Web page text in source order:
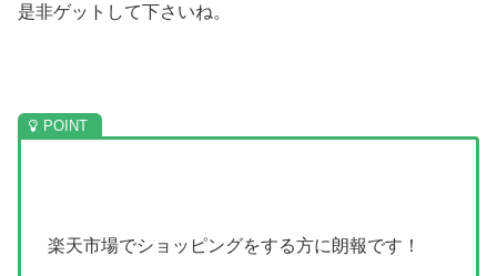
是非ゲットして下さいね。
楽天市場でショッピングをする方に朗報です！